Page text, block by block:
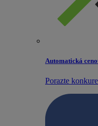
Automatická
Porazte